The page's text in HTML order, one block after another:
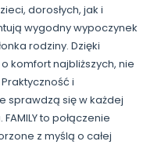
dorosłych, jak i
wygodny wypoczynek
rodziny. Dzięki
komfort najbliższych, nie
i
sprawdzą się w każdej
to połączenie
z myślą o całej